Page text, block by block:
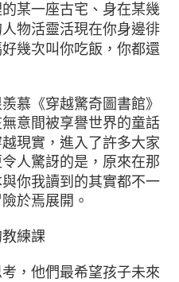
某一座古宅、身在某幾
物活靈活現在你身邊徘
幾次叫你吃飯，你都還
慕《穿越驚奇圖書館》
意間被享譽世界的童話
現實，進入了許多大家
人驚訝的是，原來在那
你我讀到的其實都不一
於焉展開。
練課
，他們最希望孩子未來